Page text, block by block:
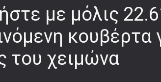
με μόλις
κουβέρτα
του χειμώνα